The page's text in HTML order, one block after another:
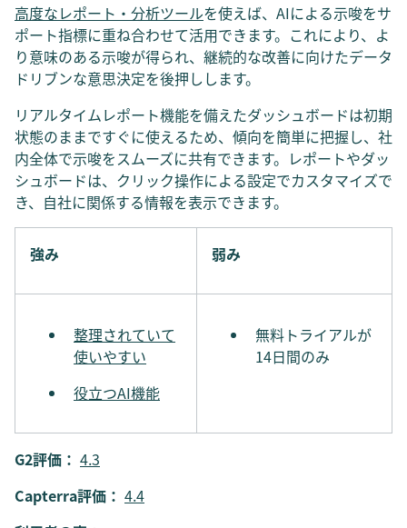
高度なレポート・分析ツールを使えば、AIによる示唆をサ
ポート指標に重ね合わせて活用できます。これにより、よ
り意味のある示唆が得られ、継続的な改善に向けたデータ
ドリブンな意思決定を後押しします。
リアルタイムレポート機能を備えたダッシュボードは初期
状態のままですぐに使えるため、傾向を簡単に把握し、社
内全体で示唆をスムーズに共有できます。レポートやダッ
シュボードは、クリック操作による設定でカスタマイズで
き、自社に関係する情報を表示できます。
強み 弱み
整理されていて
使いやすい
役立つAI機能
無料トライアルが
14日間のみ
G2評価： 4.3
Capterra評価： 4.4